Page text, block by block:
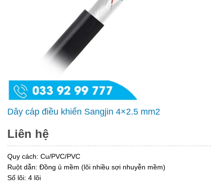
Dây cáp điều khiển Sangjin 4×2.5 mm2
Liên hệ
Quy cách: Cu/PVC/PVC
Ruột dẫn: Đồng ủ mềm (lõi nhiều sợi nhuyễn mềm)
Số lõi: 4 lõi